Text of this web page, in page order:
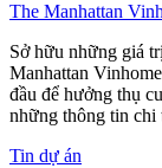
The Manhattan
Sở hữu những giá
Manhattan
đầu để hưởng thụ
những thông tin chi
Tin dự án